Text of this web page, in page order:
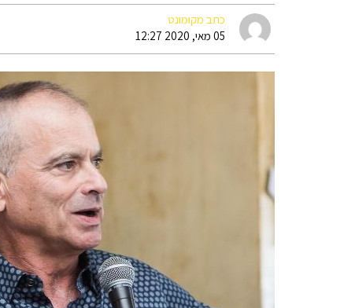
כתב מקומונט
05 מאי, 2020 12:27